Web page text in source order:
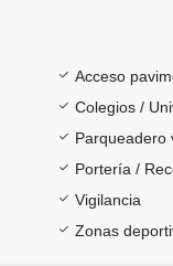
Acceso
Colegios /
Parqueadero
Portería /
Vigilancia
Zonas